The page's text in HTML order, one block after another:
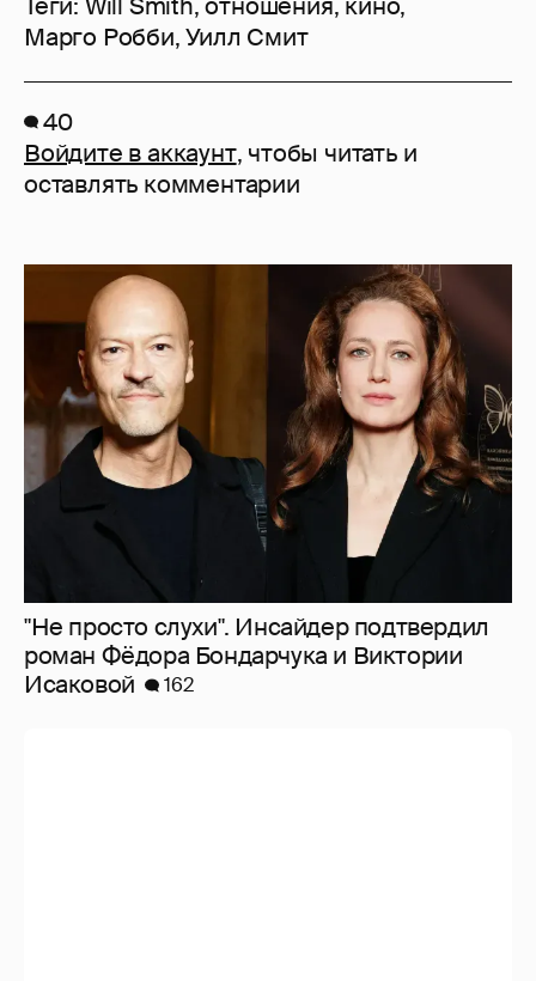
Теги: Will Smith,отношения, кино,
Марго Робби,Уилл Смит
40
Войдите в аккаунт, чтобы читать и
оставлять комментарии
"Не просто слухи". Инсайдер подтвердил
роман Фёдора Бондарчука и Виктории
Исаковой
162